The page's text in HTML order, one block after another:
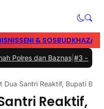
SENI & SOSBUD
dan Baznas|#3 -Bupati
Dua Santri Reaktif, Bupati
Reaktif,